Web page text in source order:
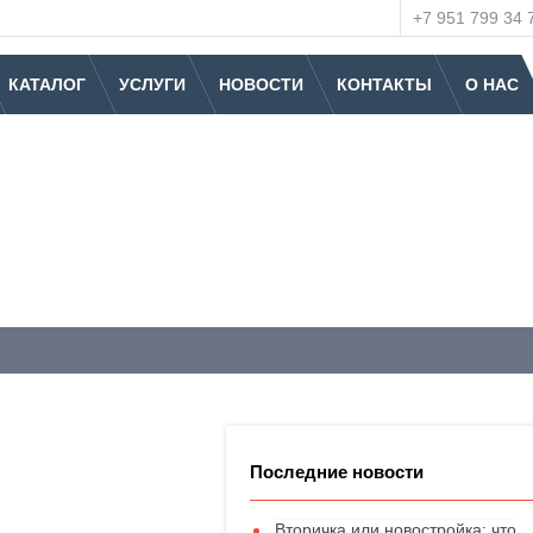
+7 951 799 34
КАТАЛОГ УСЛУГИ НОВОСТИ КОНТАКТЫ О НАС
Последние новости